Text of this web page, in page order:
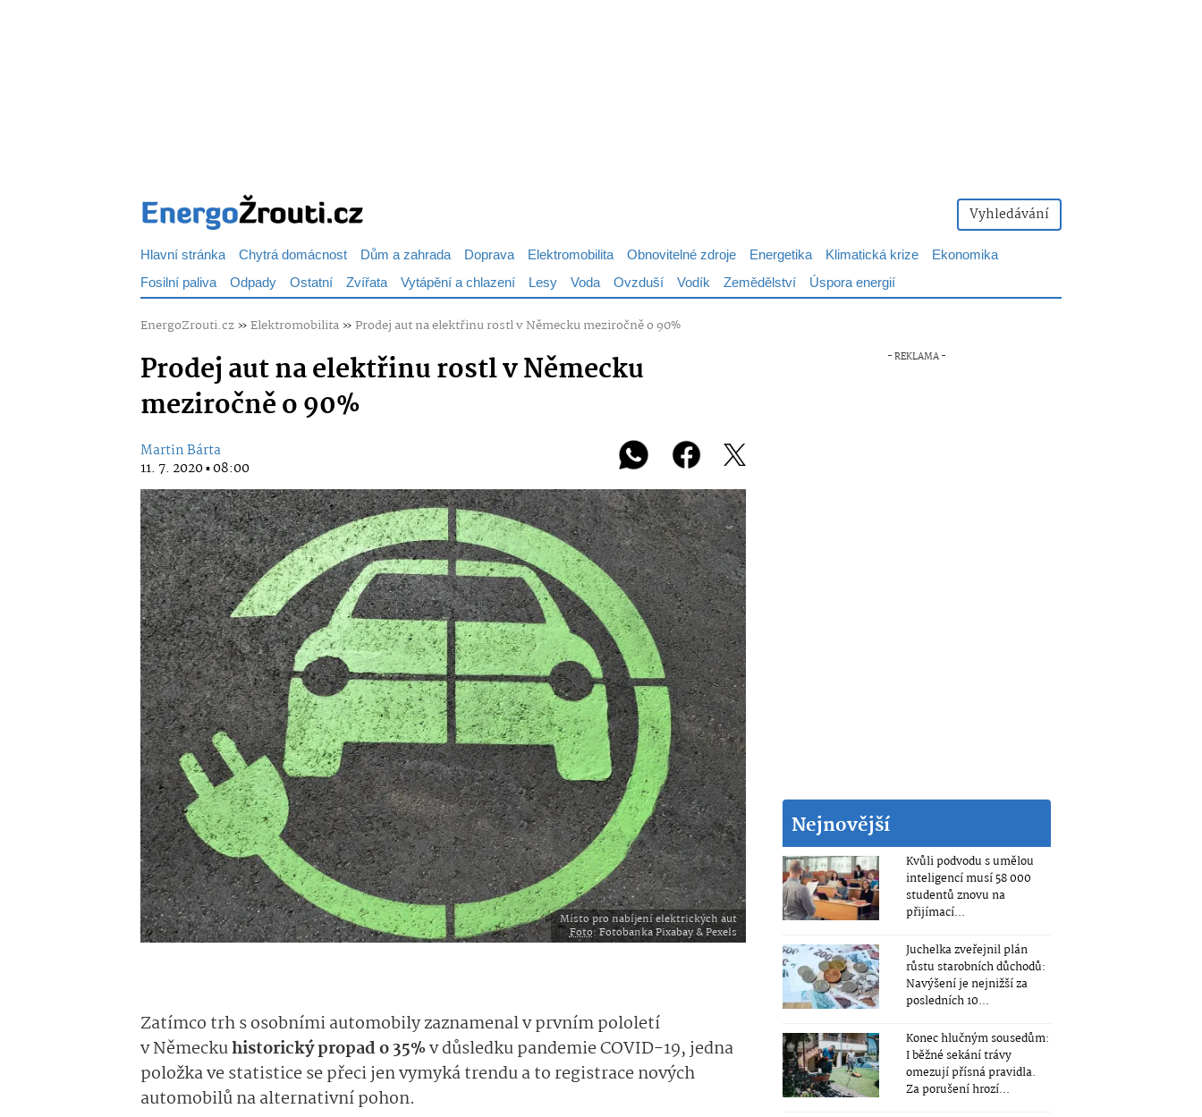
Vyhledávání
Hlavní stránka Chytrá domácnost Dům a zahrada Doprava Elektromobilita Obnovitelné zdroje Energetika Klimatická krize
Ekonomika
Fosilní paliva Odpady Ostatní Zvířata Vytápění a chlazení Lesy Voda Ovzduší Vodík Zemědělství Úspora energií
EnergoZrouti.cz»Elektromobilita»Prodej aut na elektřinu rostl v Německu meziročně o 90%
Prodej aut na elektřinu rostl v Německu
meziročně o 90%
Martin Bárta
11. 7. 2020 ▪ 08:00
Místo pro nabíjení elektrických aut
Foto: Fotobanka Pixabay & Pexels
Zatímco trh s osobními automobily zaznamenal v prvním pololetí
v Německuhistorický propad o 35%v důsledku pandemie COVID-19, jedna
položka ve statistice se přeci jen vymyká trendu a to registrace nových
automobilů na alternativní pohon.
Nejnovější
Kvůli podvodu s umělou
inteligencí musí 58 000
studentů znovu na
přijímací...
Juchelka zveřejnil plán
růstu starobních důchodů:
Navýšení je nejnižší za
posledních 10...
Konec hlučným sousedům:
I běžné sekání trávy
omezují přísná pravidla.
Za porušení hrozí...